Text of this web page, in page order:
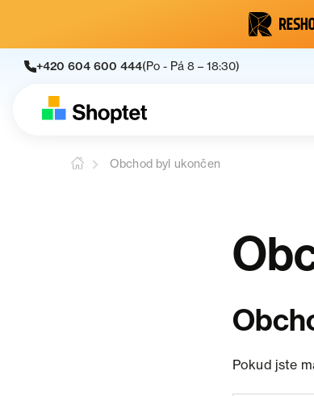
+420 604 600 444(Po - Pá 8 – 18:30)
Obchod byl ukončen
Pokud jste